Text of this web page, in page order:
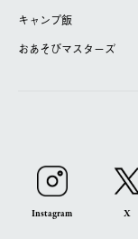
キャンプ飯
おあそびマスターズ
Instagram X